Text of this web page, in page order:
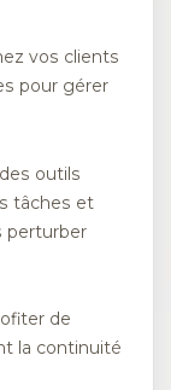
vos clients
pour gérer
outils
tâches et
perturber
de
la continuité